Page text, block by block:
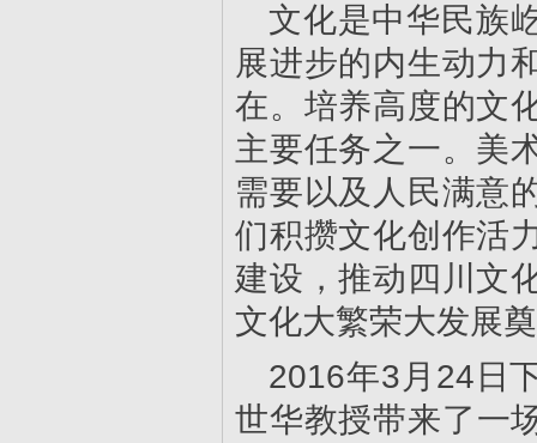
文化是中华民族
展进步的内生动力
在。培养高度的文
主要任务之一。美
需要以及人民满意
们积攒文化创作活
建设，推动四川文
文化大繁荣大发展
2016年3月24日
世华教授带来了一